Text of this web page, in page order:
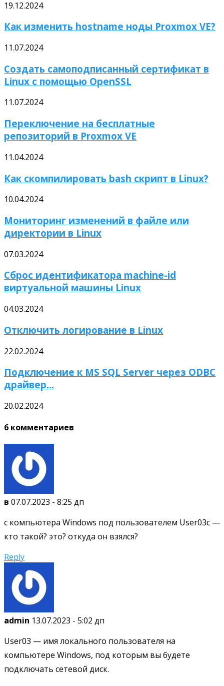
19.12.2024
Как изменить hostname ноды Proxmox VE?
11.07.2024
Создать самоподписанный сертификат в
Linux с помощью OpenSSL
11.07.2024
Переключение на бесплатные
репозиторий в Proxmox VE
11.04.2024
Как скомпилировать bash скрипт в Linux?
10.04.2024
Мониторинг изменений в файле или
директории в Linux
07.03.2024
Сброс идентификатора machine-id
виртуальной машины Linux
04.03.2024
Отключить логирование в Linux
22.02.2024
Подключение к MS SQL Server через ODBC
драйвер...
20.02.2024
6 комментариев
в 07.07.2023 - 8:25 дп
с компьютера Windows под пользователем User03с —
кто такой? это? откуда он взялся?
Reply
admin 13.07.2023 - 5:02 дп
User03 — имя локального пользователя на
компьютере Windows, под которым вы будете
подключать сетевой диск.